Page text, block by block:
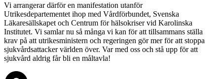
Vi arrangerar därför en manifestation utanför
Utrikesdepartementet ihop med Vårdförbundet, Svenska
Läkaresällskapet och Centrum för hälsokriser vid Karolinska
Institutet. Vi samlar nu så många vi kan för att tillsammans ställa
krav på att utrikesministern och regeringen gör mer för att stoppa
sjukvårdsattacker världen över. Var med oss och stå upp för att
sjukvård aldrig får bli en måltavla!